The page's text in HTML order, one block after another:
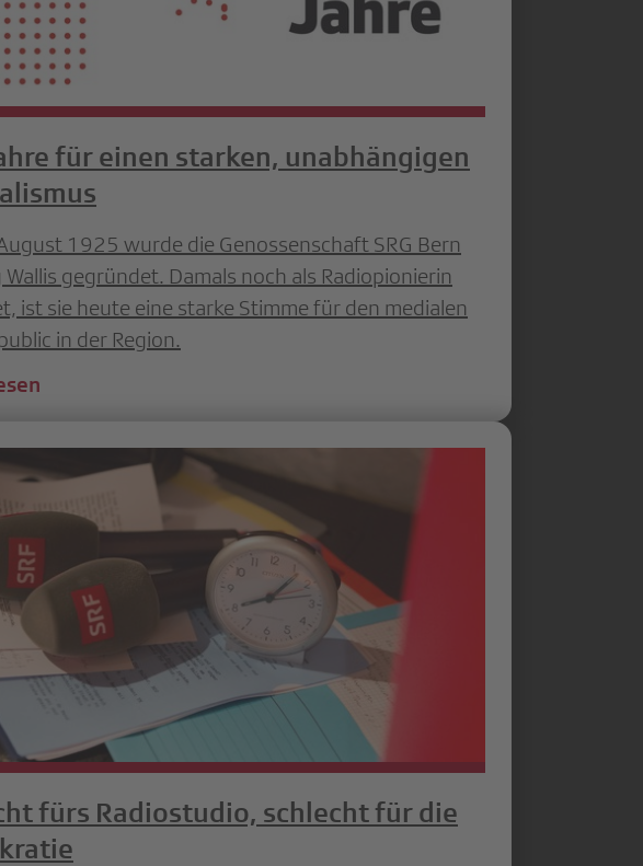
für einen starken, unabhängigen
1925 wurde die Genossenschaft SRG Bern
Wallis gegründet. Damals noch als Radiopionierin
ist sie heute eine starke Stimme für den medialen
in der Region.
fürs Radiostudio, schlecht für die